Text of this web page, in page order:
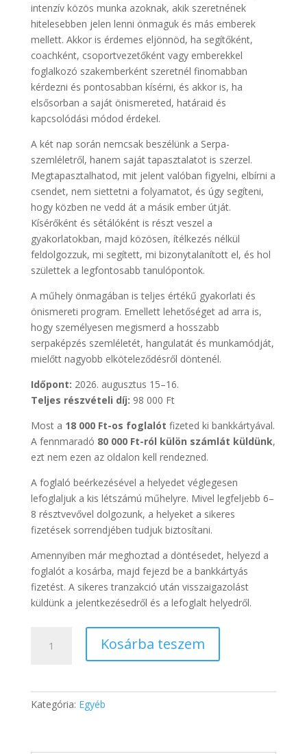
intenzív közös munka azoknak, akik szeretnének
hitelesebben jelen lenni önmaguk és más emberek
mellett. Akkor is érdemes eljönnöd, ha segítőként,
coachként, csoportvezetőként vagy emberekkel
foglalkozó szakemberként szeretnél finomabban
kérdezni és pontosabban kísérni, és akkor is, ha
elsősorban a saját önismereted, határaid és
kapcsolódási módod érdekel.
A két nap során nemcsak beszélünk a Serpa-
szemléletről, hanem saját tapasztalatot is szerzel.
Megtapasztalhatod, mit jelent valóban figyelni, elbírni a
csendet, nem siettetni a folyamatot, és úgy segíteni,
hogy közben ne vedd át a másik ember útját.
Kísérőként és sétálóként is részt veszel a
gyakorlatokban, majd közösen, ítélkezés nélkül
feldolgozzuk, mi segített, mi bizonytalanított el, és hol
születtek a legfontosabb tanulópontok.
A műhely önmagában is teljes értékű gyakorlati és
önismereti program. Emellett lehetőséget ad arra is,
hogy személyesen megismerd a hosszabb
serpaképzés szemléletét, hangulatát és munkamódját,
mielőtt nagyobb elköteleződésről döntenél.
Időpont: 2026. augusztus 15–16.
Teljes részvételi díj: 98 000 Ft
Most a 18 000 Ft-os foglalót fizeted ki bankkártyával.
A fennmaradó 80 000 Ft-ról külön számlát küldünk,
ezt nem ezen az oldalon kell rendezned.
A foglaló beérkezésével a helyedet véglegesen
lefoglaljuk a kis létszámú műhelyre. Mivel legfeljebb 6–
8 résztvevővel dolgozunk, a helyeket a sikeres
fizetések sorrendjében tudjuk biztosítani.
Amennyiben már meghoztad a döntésedet, helyezd a
foglalót a kosárba, majd fejezd be a bankkártyás
fizetést. A sikeres tranzakció után visszaigazolást
küldünk a jelentkezésedről és a lefoglalt helyedről.
tapasztalati
műhely
Kosárba teszem
Kategória: Egyéb